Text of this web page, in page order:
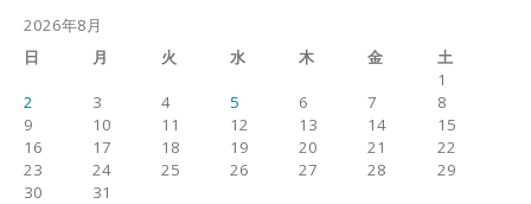
2026年8月
日
月 火 水 木 金
土
1
2
3 4 5 6 7
8
9
10 11 12 13 14
15
16
17 18 19 20 21
22
23
24 25 26 27 28
29
30
31